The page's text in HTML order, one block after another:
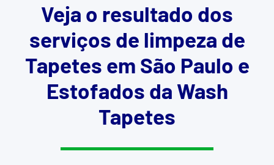
Veja o resultado dos
serviços de limpeza de
Tapetes em São Paulo e
Estofados da Wash
Tapetes